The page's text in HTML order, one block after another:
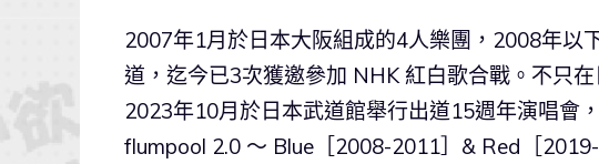
2007年1月於日本大阪組成的4人樂團，2008年以
道，迄今已3次獲邀參加 NHK 紅白歌合戰。不只
2023年10月於日本武道館舉行出道15週年演唱會
flumpool 2.0 〜 Blue［2008-2011］& Red［